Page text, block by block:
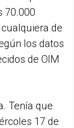
70.000
de
los datos
de OIM
Tenía que
17 de